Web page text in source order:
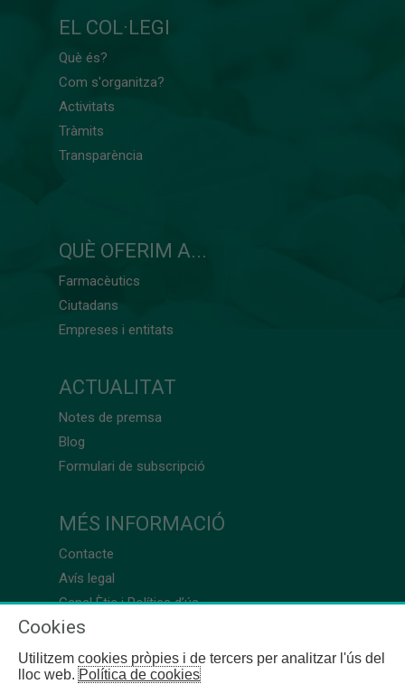
EL COL·LEGI
Què és?
Com s'organitza?
Activitats
Tràmits
Transparència
QUÈ OFERIM A...
Farmacèutics
Ciutadans
Empreses i entitats
ACTUALITAT
Notes de premsa
Blog
Formulari de subscripció
MÉS INFORMACIÓ
Contacte
Avís legal
Canal Ètic i Política d’ús
Cookies
Utilitzem cookies pròpies i de tercers per analitzar l'ús del
lloc web.Política de cookies